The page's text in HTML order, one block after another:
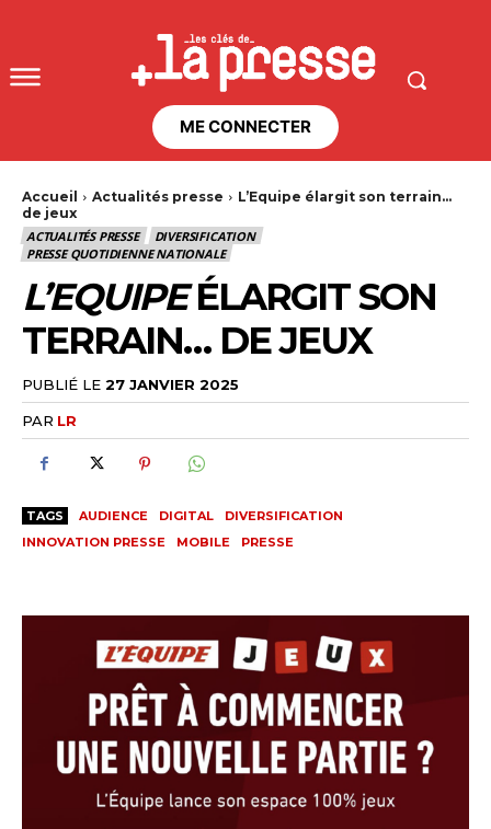
ME CONNECTER
Accueil Actualités presse
L’Equipe élargit son terrain…
de jeux
ACTUALITÉS PRESSE
DIVERSIFICATION
PRESSE QUOTIDIENNE NATIONALE
L’EQUIPEÉLARGIT SON
TERRAIN… DE JEUX
PUBLIÉ LE 27 JANVIER 2025
PAR LR
TAGS AUDIENCE DIGITAL
DIVERSIFICATION
INNOVATION PRESSE
MOBILE PRESSE